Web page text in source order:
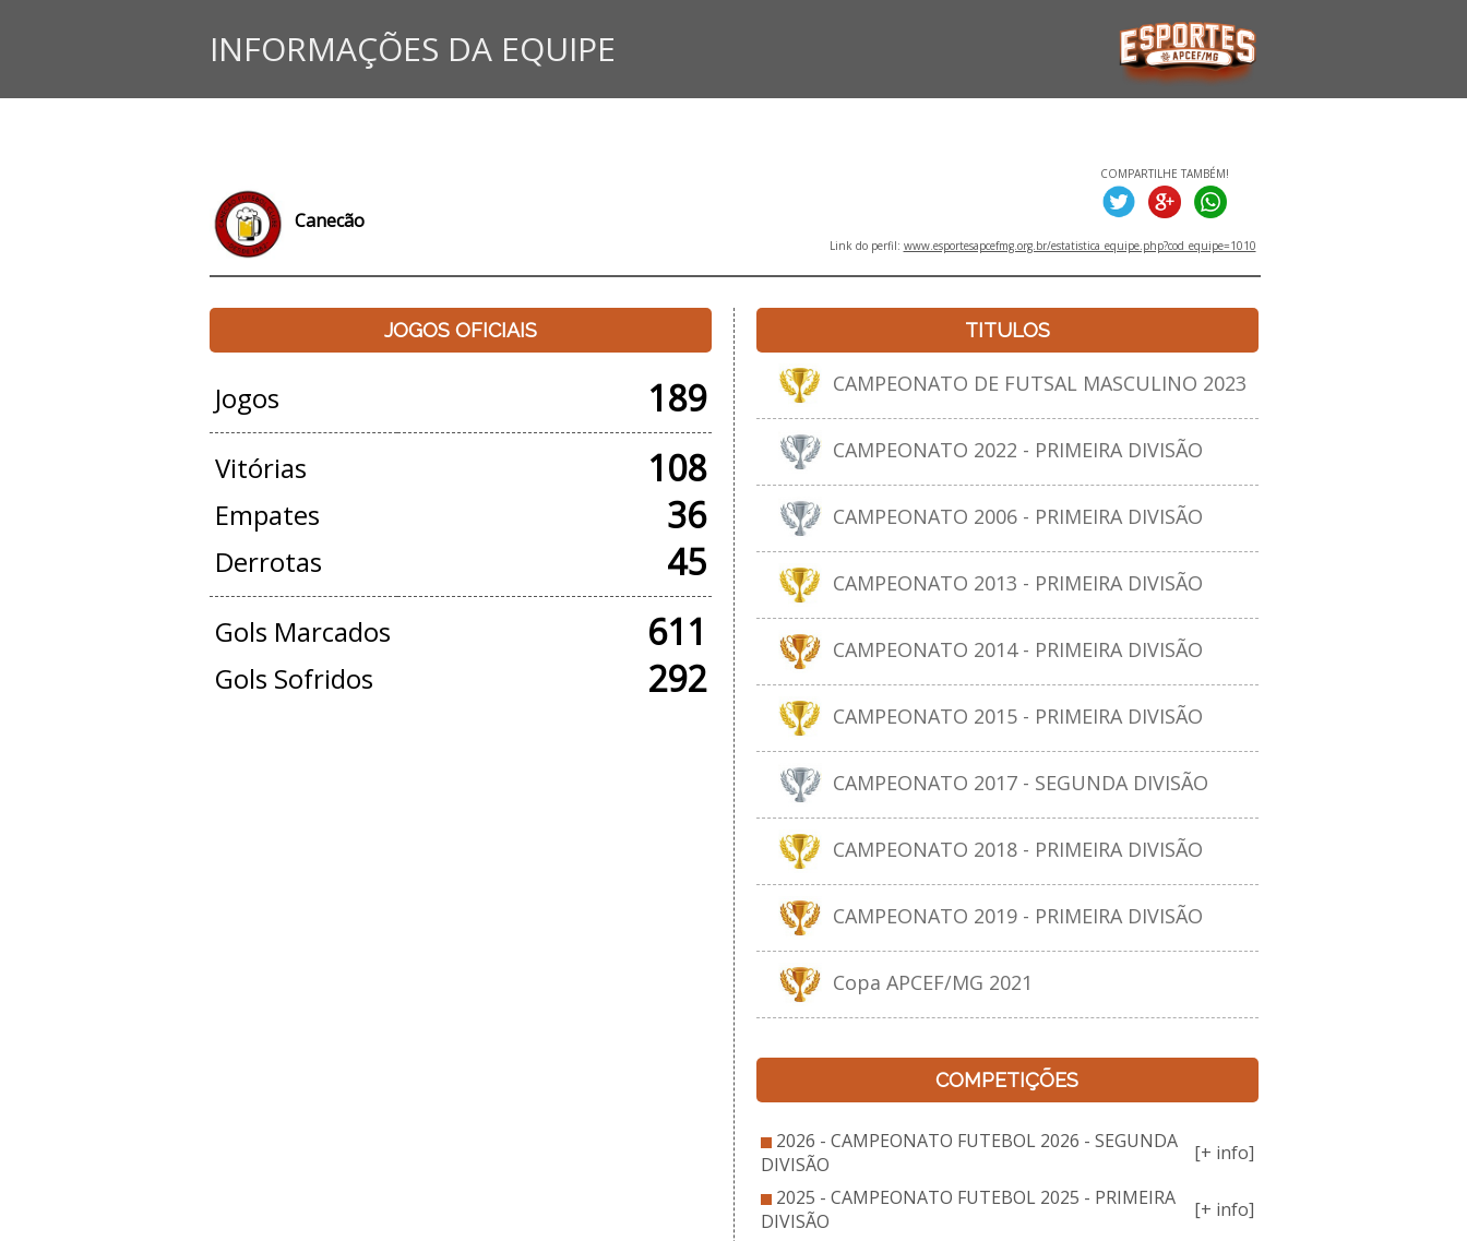
INFORMAÇÕES DA EQUIPE
Canecão
COMPARTILHE TAMBÉM!
Link do perfil: www.esportesapcefmg.org.br/estatistica_equipe.php?cod_equipe=1010
JOGOS OFICIAIS
Jogos 189
Vitórias 108
Empates 36
Derrotas 45
Gols Marcados 611
Gols Sofridos 292
TITULOS
CAMPEONATO DE FUTSAL MASCULINO 2023
CAMPEONATO 2022 - PRIMEIRA DIVISÃO
CAMPEONATO 2006 - PRIMEIRA DIVISÃO
CAMPEONATO 2013 - PRIMEIRA DIVISÃO
CAMPEONATO 2014 - PRIMEIRA DIVISÃO
CAMPEONATO 2015 - PRIMEIRA DIVISÃO
CAMPEONATO 2017 - SEGUNDA DIVISÃO
CAMPEONATO 2018 - PRIMEIRA DIVISÃO
CAMPEONATO 2019 - PRIMEIRA DIVISÃO
Copa APCEF/MG 2021
COMPETIÇÕES
2026 - CAMPEONATO FUTEBOL 2026 - SEGUNDA
DIVISÃO
[+ info]
2025 - CAMPEONATO FUTEBOL 2025 - PRIMEIRA
DIVISÃO
[+ info]